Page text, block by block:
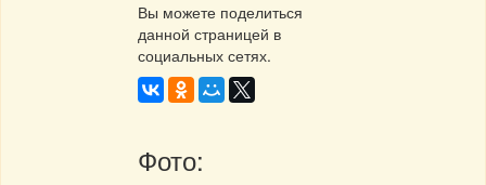
Вы можете поделиться
данной страницей в
социальных сетях.
Фото: